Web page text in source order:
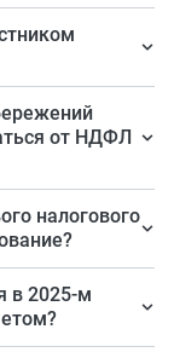
18-
не ограничен.
тем, кто
НДФЛ по
лишь
то вычет
сайте ЦБ РФ.
от НДФЛ
ПДС — 400
400 000 рублей
по трем
налогового
только
в 2025-м